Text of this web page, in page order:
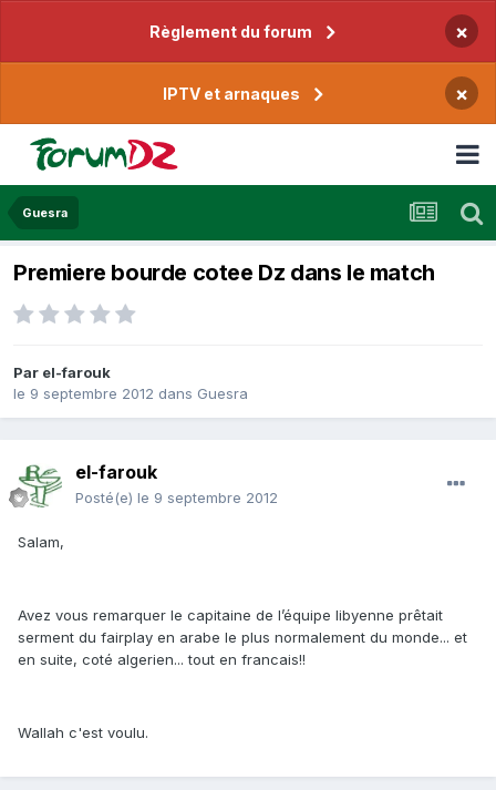
Règlement du forum ×
IPTV et arnaques ×
Guesra
Premiere bourde cotee Dz dans le match
Par el-farouk
le 9 septembre 2012 dans Guesra
el-farouk
Posté(e) le 9 septembre 2012
Salam,
Avez vous remarquer le capitaine de l’équipe libyenne prêtait
serment du fairplay en arabe le plus normalement du monde... et
en suite, coté algerien... tout en francais!!
Wallah c'est voulu.